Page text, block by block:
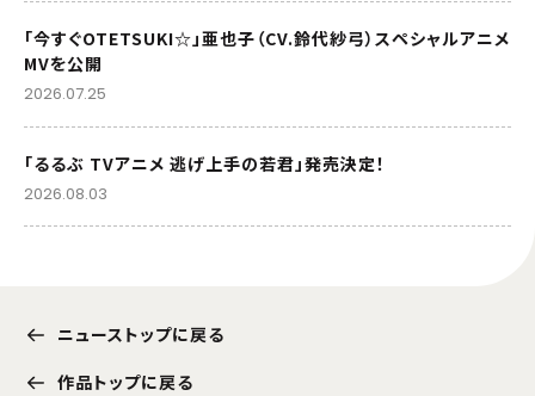
「今すぐOTETSUKI☆」亜也子（CV.鈴代紗弓）スペシャルアニメ
MVを公開
2026.07.25
「るるぶ TVアニメ 逃げ上手の若君」発売決定！
2026.08.03
ニューストップに戻る
作品トップに戻る